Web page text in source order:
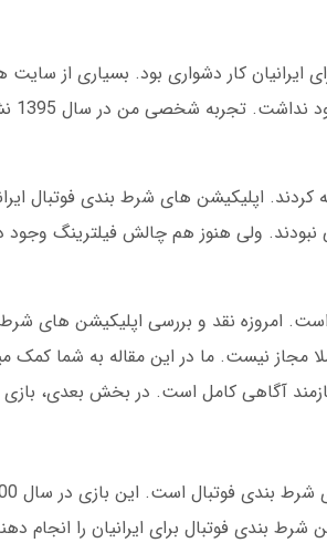
ایرانیان کار دشواری بود. بسیاری از سایت
اپلیکیشن های شرط بندی فوتبال
نبودند. ولی هنوز هم چالش فیلترینگ
امروزه نقد و بررسی اپلیکیشن های شرط
نیست. ما در این مقاله به شما کمک
آگاهی کامل است. در بخش بعدی، بازی
بندی فوتبال برای ایرانیان را انجام